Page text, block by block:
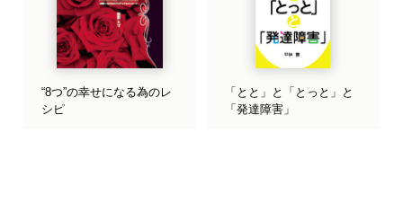
“8つ”の幸せになる為のレ
シピ
「とと」と「とっと」と
「発達障害」